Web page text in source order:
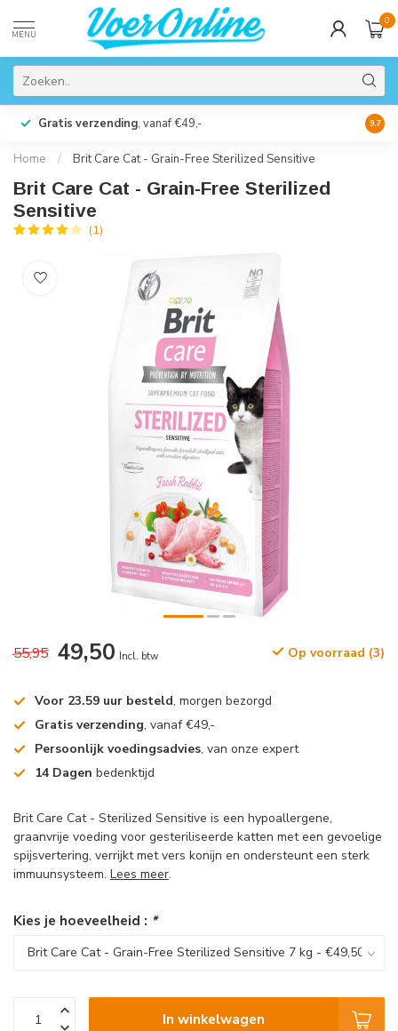
MENU
0
Gratis verzending, vanaf €49,- 9.7
Home / Brit Care Cat - Grain-Free Sterilized Sensitive
Brit Care Cat - Grain-Free Sterilized
Sensitive
(1)
55,95 49,50 Incl. btw Op voorraad (3)
Voor 23.59 uur besteld, morgen bezorgd
Gratis verzending, vanaf €49,-
Persoonlijk voedingsadvies, van onze expert
14 Dagen bedenktijd
Brit Care Cat - Sterilized Sensitive is een hypoallergene,
graanvrije voeding voor gesteriliseerde katten met een gevoelige
spijsvertering, verrijkt met vers konijn en ondersteunt een sterk
immuunsysteem. Lees meer.
Kies je hoeveelheid : *
In winkelwagen